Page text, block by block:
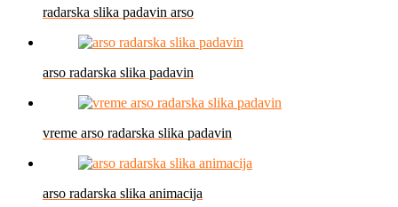
radarska slika padavin arso
arso radarska slika padavin
vreme arso radarska slika padavin
arso radarska slika animacija